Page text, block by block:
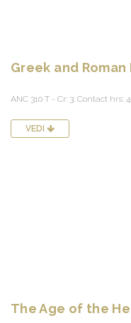
Greek and
ANC 310 T - Cr: 3; Contact hrs:
VEDI
The Age of the